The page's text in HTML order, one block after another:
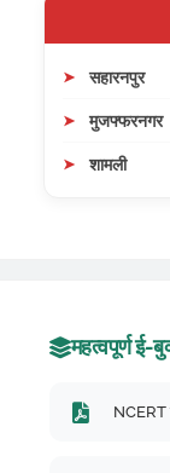
सहारनपुर
मुजफ्फरनगर
शामली
महत्वपूर्ण ई-
NCERT